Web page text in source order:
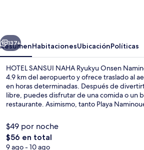
Onsen
Naminoue-
No-
Yu
Siguiente
137+
ResumenHabitacionesUbicaciónPolíticas
HOTEL SANSUI NAHA Ryukyu Onsen
4.9 km del aeropuerto y ofrece traslado al
en horas determinadas. Después de
libre, puedes disfrutar de una comida o un
restaurante. Asimismo, tanto Playa
muy bien de las amenidades y
amable y la condición en general.
$49 por noche
El
precio
$56 en total
9 ago - 10 ago